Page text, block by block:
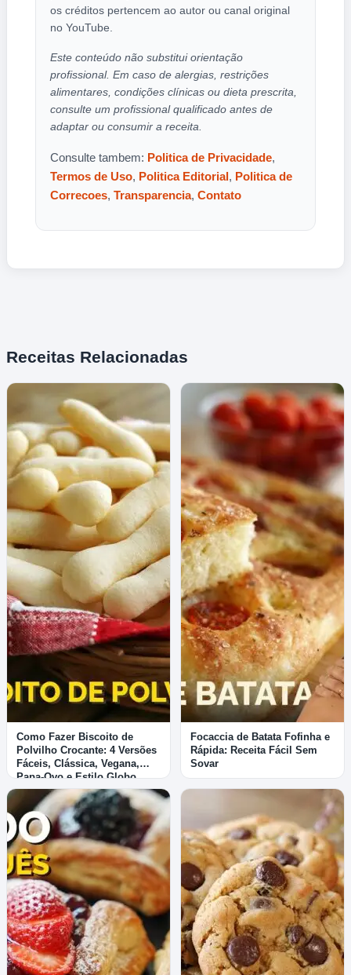
os créditos pertencem ao autor ou canal original
no YouTube.
Este conteúdo não substitui orientação
profissional. Em caso de alergias, restrições
alimentares, condições clínicas ou dieta prescrita,
consulte um profissional qualificado antes de
adaptar ou consumir a receita.
Consulte tambem: Politica de Privacidade,
Termos de Uso, Politica Editorial, Politica de
Correcoes, Transparencia, Contato
Receitas Relacionadas
Como Fazer Biscoito de
Polvilho Crocante: 4 Versões
Fáceis, Clássica, Vegana,
Papa-Ovo e Estilo Globo
Focaccia de Batata Fofinha e
Rápida: Receita Fácil Sem
Sovar